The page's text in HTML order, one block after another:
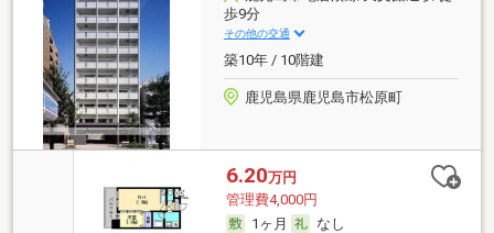
歩9分
その他の交通
築10年 / 10階建
鹿児島県鹿児島市松原町
6.20万円
管理費4,000円
1ヶ月
なし